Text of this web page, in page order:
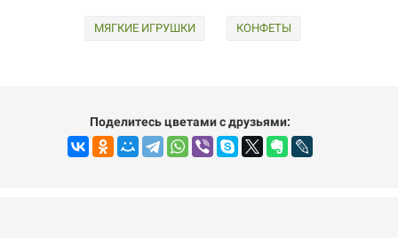
МЯГКИЕ ИГРУШКИ КОНФЕТЫ
Поделитесь цветами с друзьями: